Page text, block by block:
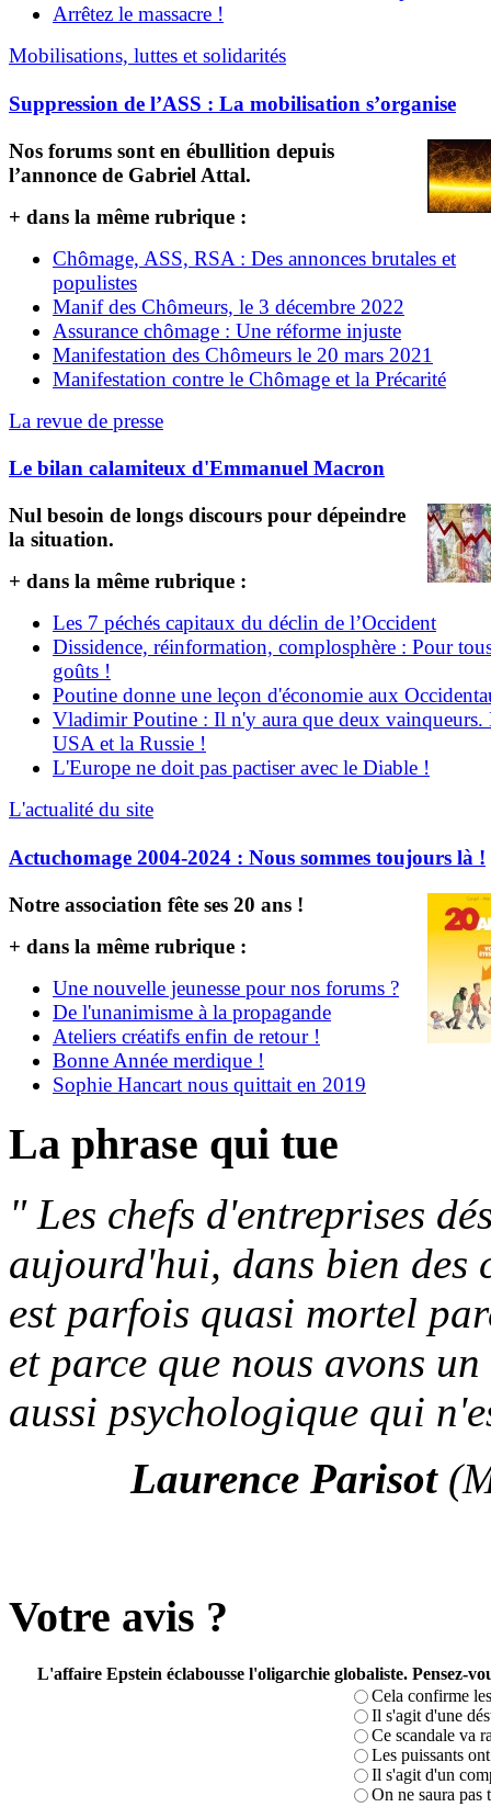
Arrêtez le massacre !
Mobilisations, luttes et solidarités
Suppression de l’ASS : La mobilisation s’organise
Nos forums sont en ébullition depuis
l’annonce de Gabriel Attal.
+ dans la même rubrique :
Chômage, ASS, RSA : Des annonces brutales et
populistes
Manif des Chômeurs, le 3 décembre 2022
Assurance chômage : Une réforme injuste
Manifestation des Chômeurs le 20 mars 2021
Manifestation contre le Chômage et la Précarité
La revue de presse
Le bilan calamiteux d'Emmanuel Macron
Nul besoin de longs discours pour dépeindre
la situation.
+ dans la même rubrique :
Les 7 péchés capitaux du déclin de l’Occident
Dissidence, réinformation, complosphère : Pour
goûts !
Poutine donne une leçon d'économie aux
Vladimir Poutine : Il n'y aura que deux vainqueurs.
USA et la Russie !
L'Europe ne doit pas pactiser avec le Diable !
L'actualité du site
Actuchomage 2004-2024 : Nous sommes toujours là !
Notre association fête ses 20 ans !
+ dans la même rubrique :
Une nouvelle jeunesse pour nos forums ?
De l'unanimisme à la propagande
Ateliers créatifs enfin de retour !
Bonne Année merdique !
Sophie Hancart nous quittait en 2019
La phrase qui tue
" Les chefs d'entreprises
aujourd'hui, dans bien des
est parfois quasi mortel
et parce que nous avons
aussi psychologique qui
Laurence Parisot
Votre avis ?
L'affaire Epstein éclabousse l'oligarchie globaliste. Pensez-
Cela confirme
Il s'agit d'une
Ce scandale va
Les puissants
Il s'agit d'un
On ne saura pas